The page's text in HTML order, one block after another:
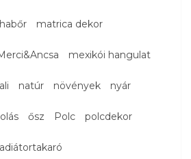
matrica dekor
mexikói hangulat
natúr növények nyár
ősz Polc polcdekor